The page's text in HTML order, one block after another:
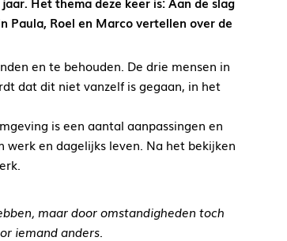
Paula, Roel en Marco vertellen over de
en te behouden. De drie mensen in
dat dit niet vanzelf is gegaan, in het
is een aantal aanpassingen en
werk en dagelijks leven. Na het bekijken
maar door omstandigheden toch
iemand anders.